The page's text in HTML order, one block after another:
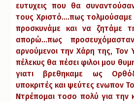
ευτυχεις που θα
τους Χριστό….πως
προσκυνάμε και να ζητάμε
απορώ…πως
αρνούμενοι την Χάρη της, Τον
πέλεκυς θα πέσει φιλοι μου
γιατι βρεθηκαμε ως
υποκριτές και ψεύτες ενωπον
Ντρέπομαι τοσο πολύ για την